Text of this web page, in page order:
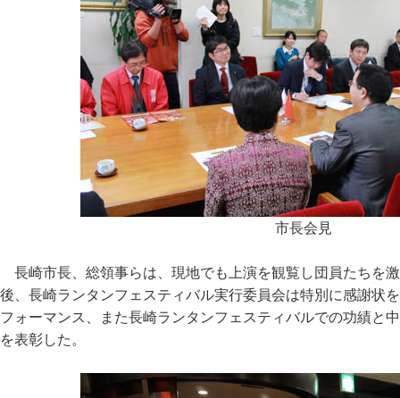
市長会見
長崎市長、総領事らは、現地でも上演を観覧し団員たちを
後、長崎ランタンフェスティバル実行委員会は特別に感謝状
フォーマンス、また長崎ランタンフェスティバルでの功績と
を表彰した。